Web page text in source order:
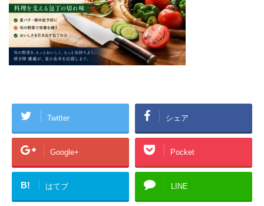
Twitter シェア
Google+ Pocket
B! はてブ LINE